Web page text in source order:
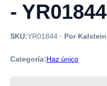
- YR01844
SKU:YR01844 · Por Kalstein
Categoría:Haz único